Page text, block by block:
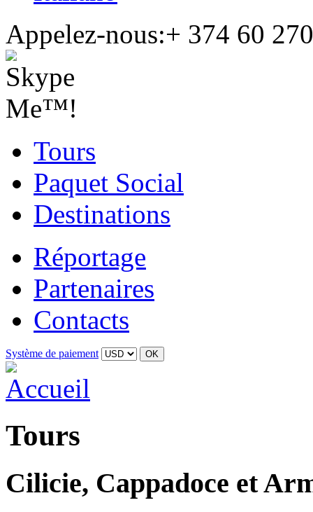
Appelez-nous:+ 374 60
Tours
Paquet Social
Destinations
Réportage
Partenaires
Contacts
Système de paiement
Tours
Cilicie, Cappadoce et